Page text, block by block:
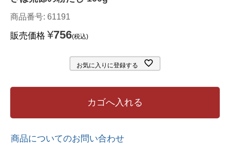
商品番号 61191
販売価格 ¥756 税込
お気に入りに登録する
カゴへ入れる
商品についてのお問い合わせ